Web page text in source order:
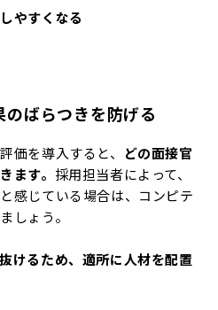
やすくなる
ばらつきを防げる
価を導入すると、
どの面接官
ます。 採用担当者によって、
感じている場合は、コンピテ
しょう。
けるため、適所に人材を配置